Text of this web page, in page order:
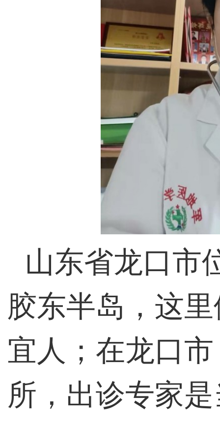
山东省龙口市
胶东半岛，这
宜人；在龙口
所，出诊专家